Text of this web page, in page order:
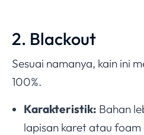
2. Blackout
Sesuai namanya, kain ini
100%.
Karakteristik: Bahan
lapisan karet atau